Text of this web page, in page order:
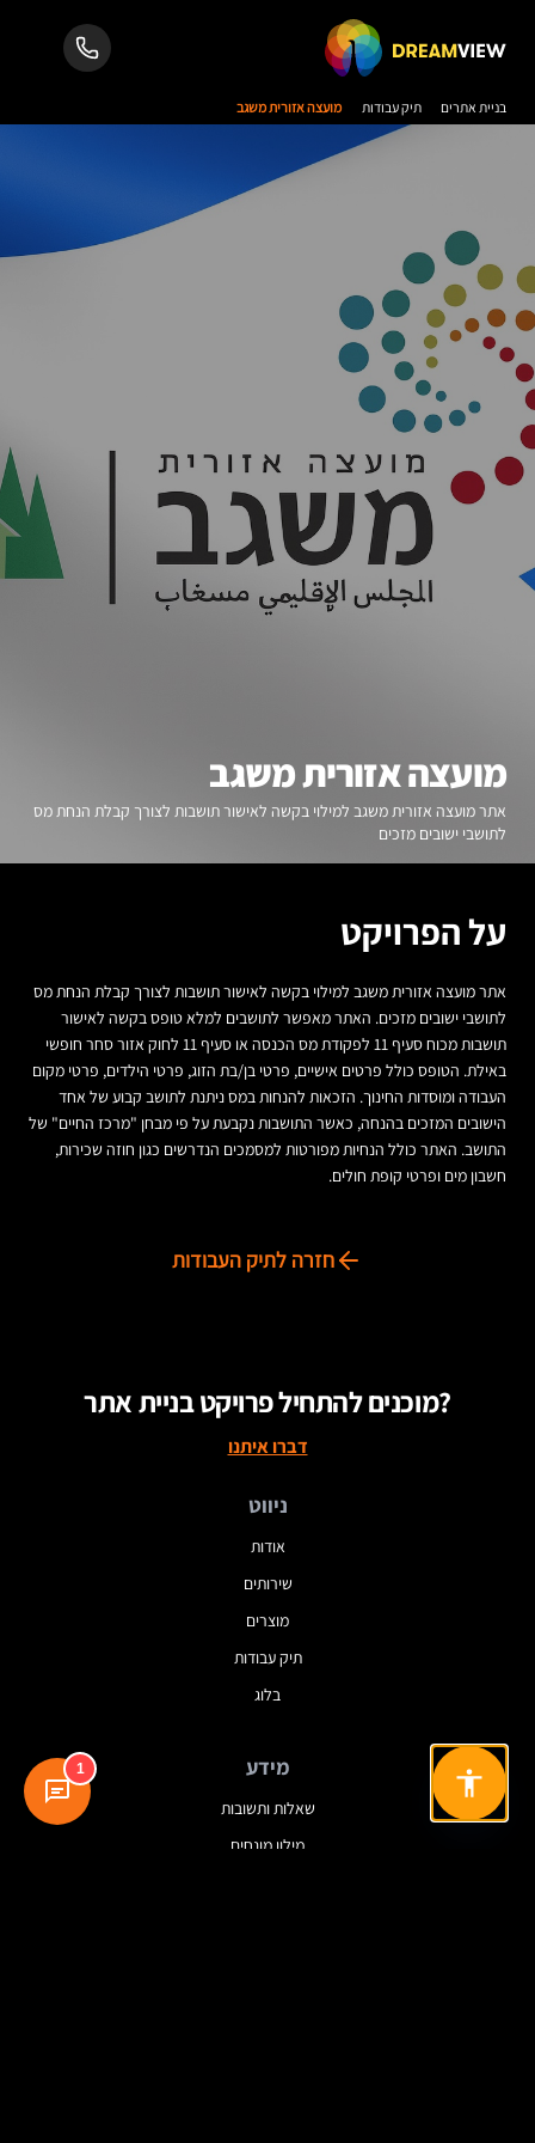
בניית אתרים תיק עבודות מועצה אזורית משגב
מועצה אזורית משגב
אתר מועצה אזורית משגב למילוי בקשה לאישור תושבות לצורך קבלת הנחת מס
לתושבי ישובים מזכים
על הפרויקט
אתר מועצה אזורית משגב למילוי בקשה לאישור תושבות לצורך קבלת הנחת מס
לתושבי ישובים מזכים. האתר מאפשר לתושבים למלא טופס בקשה לאישור
תושבות מכוח סעיף 11 לפקודת מס הכנסה או סעיף 11 לחוק אזור סחר חופשי
באילת. הטופס כולל פרטים אישיים, פרטי בן/בת הזוג, פרטי הילדים, פרטי מקום
העבודה ומוסדות החינוך. הזכאות להנחות במס ניתנת לתושב קבוע של אחד
הישובים המזכים בהנחה, כאשר התושבות נקבעת על פי מבחן "מרכז החיים" של
התושב. האתר כולל הנחיות מפורטות למסמכים הנדרשים כגון חוזה שכירות,
חשבון מים ופרטי קופת חולים.
חזרה לתיק העבודות
מוכנים להתחיל פרויקט בניית אתר?
דברו איתנו
ניווט
אודות
שירותים
מוצרים
תיק עבודות
בלוג
מידע
שאלות ותשובות
מילון מונחים
1